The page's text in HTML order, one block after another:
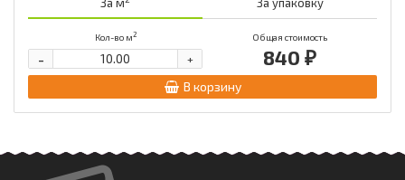
Кол-во м2 Общая стоимость
840 ₽
+
-
В корзину